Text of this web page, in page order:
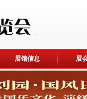
展馆信息 展